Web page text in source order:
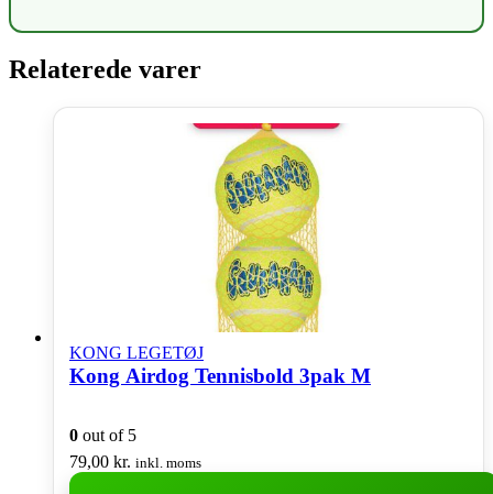
Relaterede varer
KONG LEGETØJ
Kong Airdog Tennisbold 3pak M
0 out of 5
79,00 kr. inkl. moms